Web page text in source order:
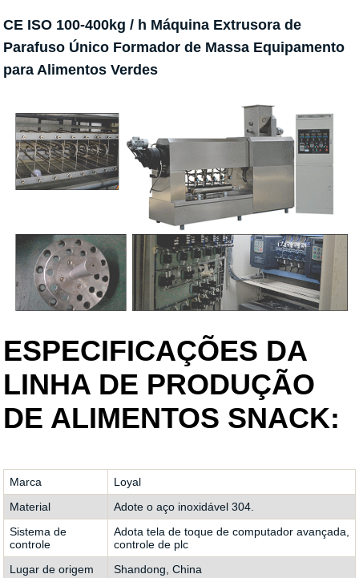
CE ISO 100-400kg / h Máquina Extrusora de
Parafuso Único Formador de Massa Equipamento
para Alimentos Verdes
ESPECIFICAÇÕES DA
LINHA DE PRODUÇÃO
DE ALIMENTOS SNACK:
Marca
Loyal
Material
Adote o aço inoxidável 304.
Sistema de
controle
Adota tela de toque de computador avançada,
controle de plc
Lugar de origem
Shandong, China